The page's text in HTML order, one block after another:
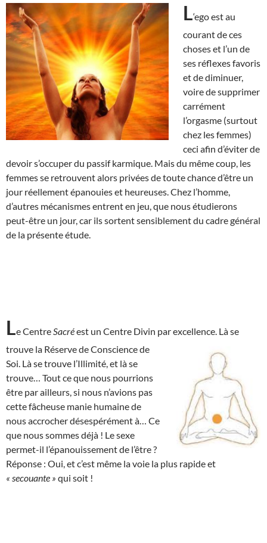
L‘ego est au
courant de ces
choses et l’un de
ses réflexes favoris
et de diminuer,
voire de supprimer
carrément
l’orgasme (surtout
chez les femmes)
ceci afin d’éviter de
devoir s’occuper du passif karmique. Mais du même coup, les
femmes se retrouvent alors privées de toute chance d’être un
jour réellement épanouies et heureuses. Chez l’homme,
d’autres mécanismes entrent en jeu, que nous étudierons
peut-être un jour, car ils sortent sensiblement du cadre général
de la présente étude.
Le Centre Sacréest un Centre Divin par excellence. Là se
trouve la Réserve deConscience de
Soi. Là se trouve l’Illimité, et là se
trouve… Tout ce que nous pourrions
être par ailleurs, si nous n’avions pas
cette fâcheuse manie humaine de
nous accrocher désespérément à… Ce
que nous sommes déjà ! Le sexe
permet-il l’épanouissement de l’être ?
Réponse : Oui, et c’est même la voie la plus rapide et
« secouante » qui soit !